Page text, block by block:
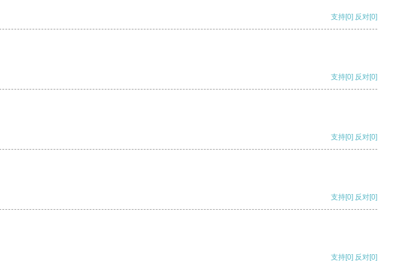
支持[0] 反对[0]
支持[0] 反对[0]
支持[0] 反对[0]
支持[0] 反对[0]
支持[0] 反对[0]